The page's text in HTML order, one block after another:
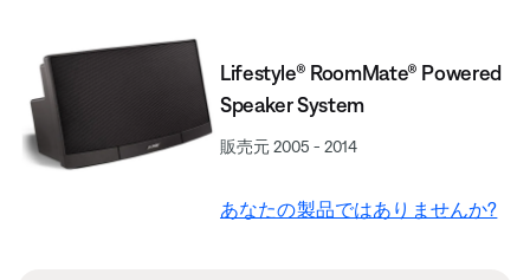
Lifestyle® RoomMate® Powered
Speaker System
販売元 2005 - 2014
あなたの製品ではありませんか?